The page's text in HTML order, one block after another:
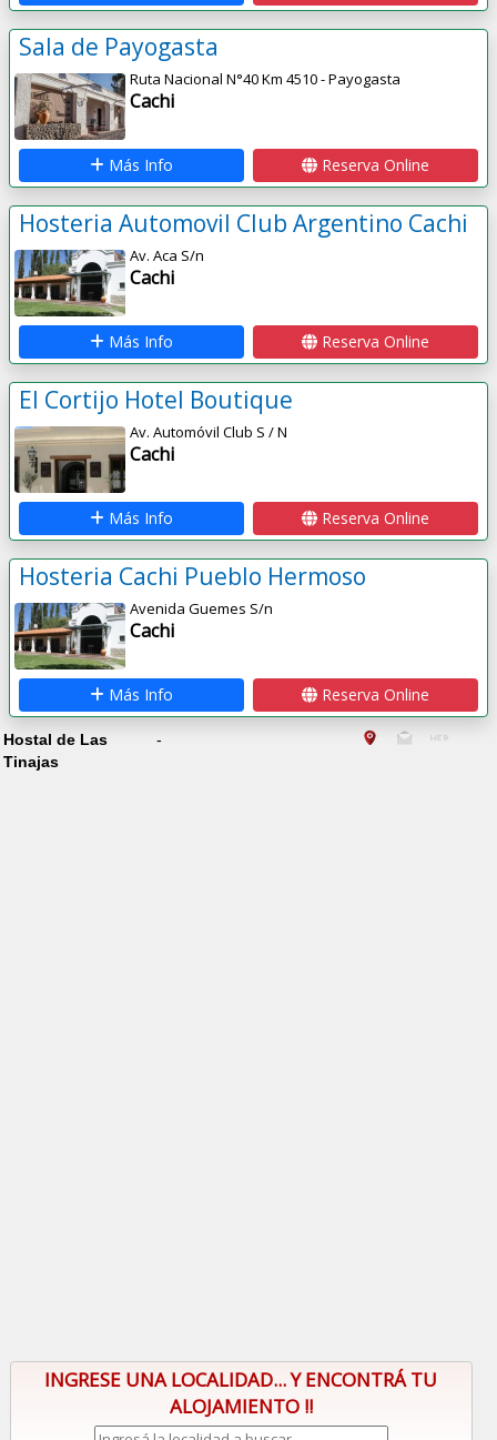
Sala de Payogasta
Ruta Nacional N°40 Km 4510 - Payogasta
Cachi
Más Info Reserva Online
Hosteria Automovil Club Argentino Cachi
Av. Aca S/n
Cachi
Más Info Reserva Online
El Cortijo Hotel Boutique
Av. Automóvil Club S / N
Cachi
Más Info Reserva Online
Hosteria Cachi Pueblo Hermoso
Avenida Guemes S/n
Cachi
Más Info Reserva Online
Hostal de Las
Tinajas
-
INGRESE UNA LOCALIDAD... Y ENCONTRÁ TU
ALOJAMIENTO !!